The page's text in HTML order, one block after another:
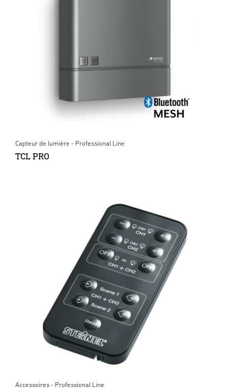
Capteur de lumière - Professional Line
TCL PRO
Accessoires - Professional Line